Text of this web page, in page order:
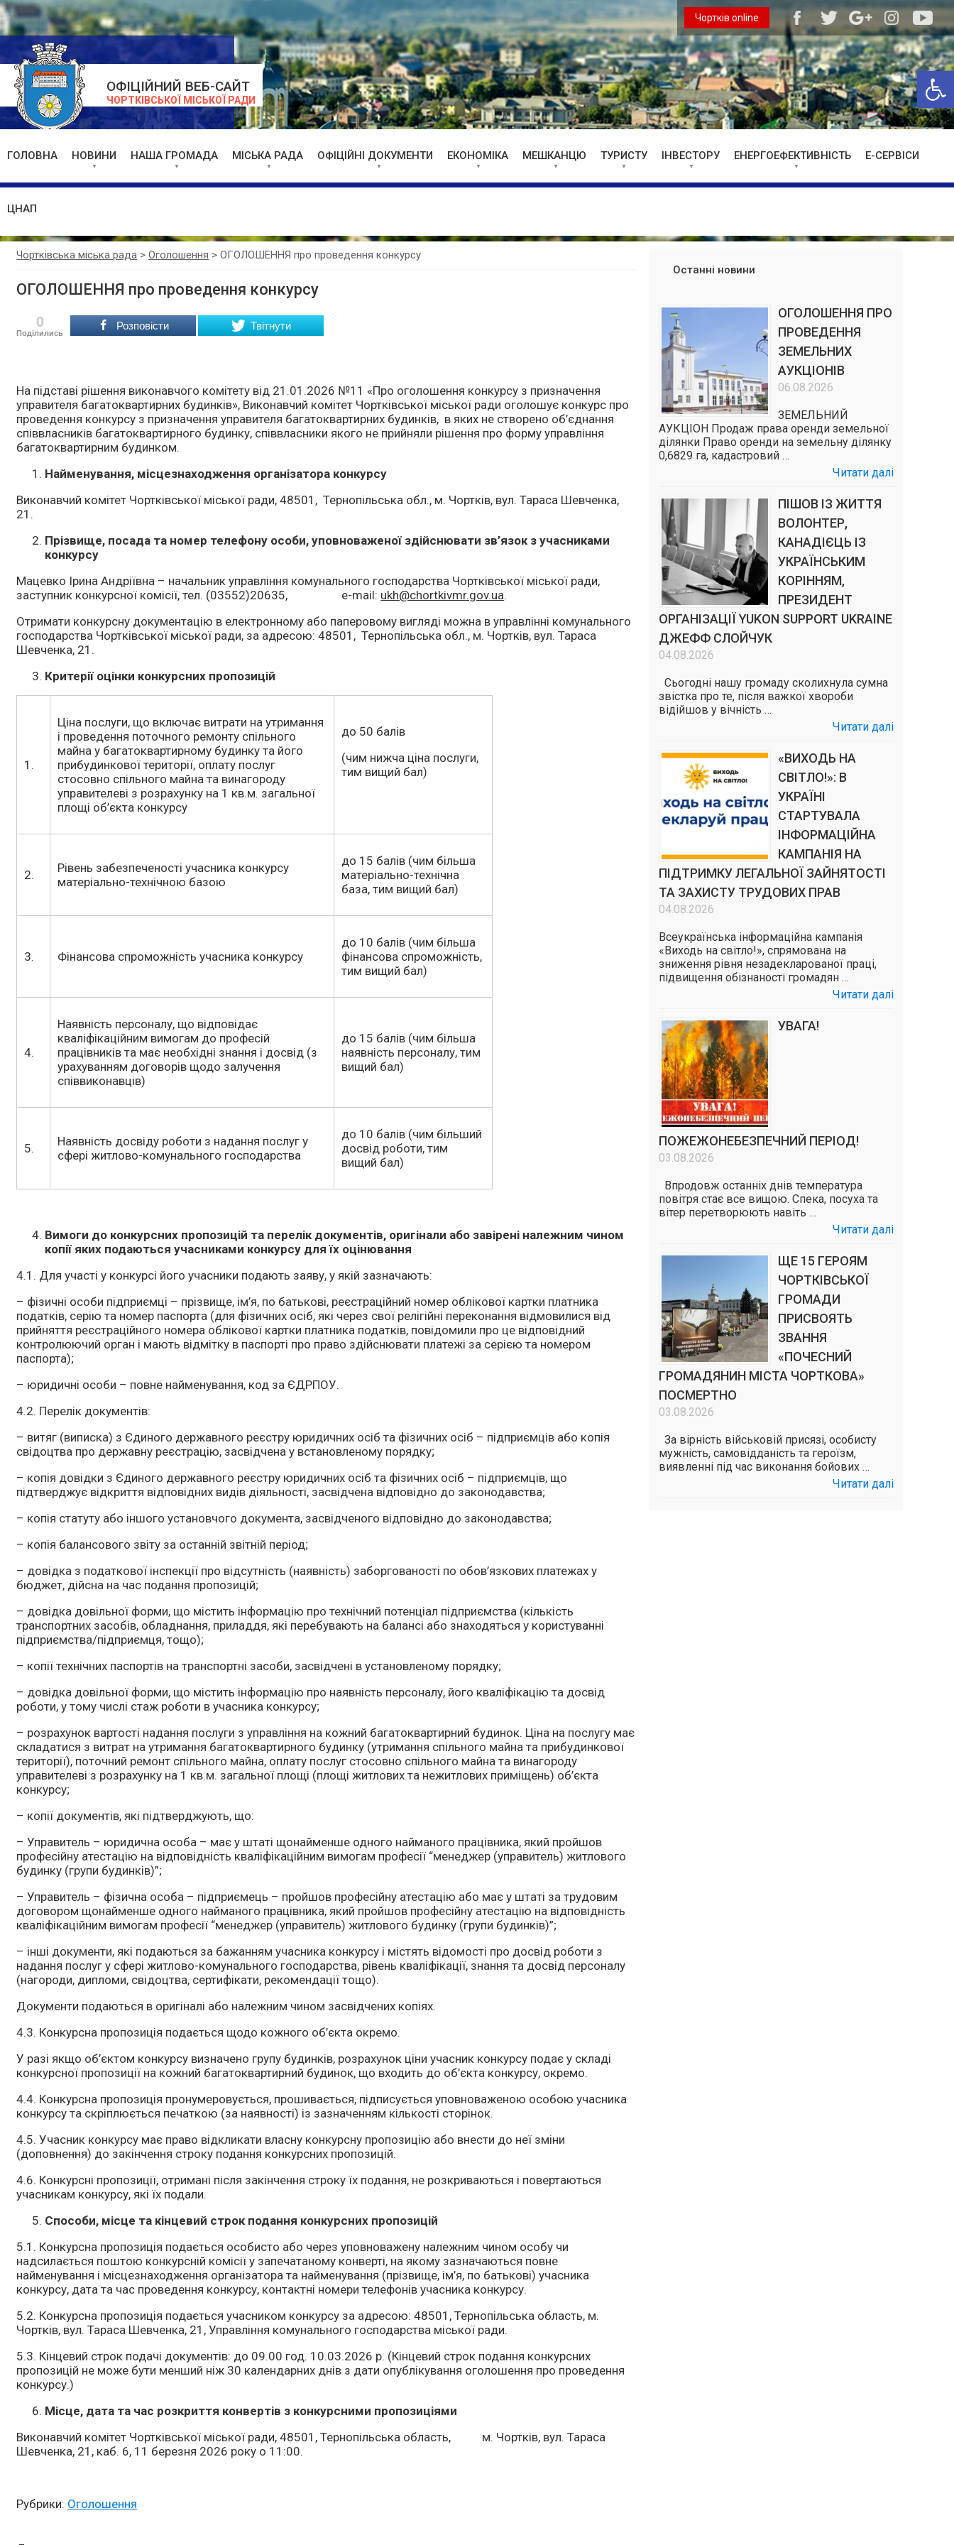
ОФІЦІЙНИЙ ВЕБ-САЙТ
ЧОРТКІВСЬКОЇ МІСЬКОЇ РАДИ
Чортків online
ГОЛОВНА НОВИНИ НАША ГРОМАДА МІСЬКА РАДА ОФІЦІЙНІ ДОКУМЕНТИ ЕКОНОМІКА МЕШКАНЦЮ ТУРИСТУ ІНВЕСТОРУ ЕНЕРГОЕФЕКТИВНІСТЬ Е-СЕРВІСИ
ЦНАП
Чортківська міська рада >Оголошення >ОГОЛОШЕННЯ про проведення конкурсу
ОГОЛОШЕННЯ про проведення конкурсу
0
Поділились
Розповісти Твітнути
На підставі рішення виконавчого комітету від 21.01.2026 №11 «Про оголошення конкурсу з призначення
управителя багатоквартирних будинків», Виконавчий комітет Чортківської міської ради оголошує конкурс про
проведення конкурсу з призначення управителя багатоквартирних будинків, в яких не створено об’єднання
співвласників багатоквартирного будинку, співвласники якого не прийняли рішення про форму управління
багатоквартирним будинком.
Найменування, місцезнаходження організатора конкурсу
Виконавчий комітет Чортківської міської ради, 48501, Тернопільська обл., м. Чортків, вул. Тараса Шевченка,
21.
Прізвище, посада та номер телефону особи, уповноваженої здійснювати зв’язок з учасниками
конкурсу
Мацевко Ірина Андріївна – начальник управління комунального господарства Чортківської міської ради,
заступник конкурсної комісії, тел. (03552)20635, e-mail: ukh@chortkivmr.gov.ua.
Отримати конкурсну документацію в електронному або паперовому вигляді можна в управлінні комунального
господарства Чортківської міської ради, за адресою: 48501, Тернопільська обл., м. Чортків, вул. Тараса
Шевченка, 21.
Критерії оцінки конкурсних пропозицій
1.
Ціна послуги, що включає витрати на утримання
і проведення поточного ремонту спільного
майна у багатоквартирному будинку та його
прибудинкової території, оплату послуг
стосовно спільного майна та винагороду
управителеві з розрахунку на 1 кв.м. загальної
площі об’єкта конкурсу
до 50 балів
(чим нижча ціна послуги,
тим вищий бал)
2.
Рівень забезпеченості учасника конкурсу
матеріально-технічною базою
до 15 балів (чим більша
матеріально-технічна
база, тим вищий бал)
3. Фінансова спроможність учасника конкурсу
до 10 балів (чим більша
фінансова спроможність,
тим вищий бал)
4.
Наявність персоналу, що відповідає
кваліфікаційним вимогам до професій
працівників та має необхідні знання і досвід (з
урахуванням договорів щодо залучення
співвиконавців)
до 15 балів (чим більша
наявність персоналу, тим
вищий бал)
5.
Наявність досвіду роботи з надання послуг у
сфері житлово-комунального господарства
до 10 балів (чим більший
досвід роботи, тим
вищий бал)
Вимоги до конкурсних пропозицій та перелік документів, оригінали або завірені належним чином
копії яких подаються учасниками конкурсу для їх оцінювання
4.1. Для участі у конкурсі його учасники подають заяву, у якій зазначають:
– фізичні особи підприємці – прізвище, ім’я, по батькові, реєстраційний номер облікової картки платника
податків, серію та номер паспорта (для фізичних осіб, які через свої релігійні переконання відмовилися від
прийняття реєстраційного номера облікової картки платника податків, повідомили про це відповідний
контролюючий орган і мають відмітку в паспорті про право здійснювати платежі за серією та номером
паспорта);
– юридичні особи – повне найменування, код за ЄДРПОУ.
4.2. Перелік документів:
– витяг (виписка) з Єдиного державного реєстру юридичних осіб та фізичних осіб – підприємців або копія
свідоцтва про державну реєстрацію, засвідчена у встановленому порядку;
– копія довідки з Єдиного державного реєстру юридичних осіб та фізичних осіб – підприємців, що
підтверджує відкриття відповідних видів діяльності, засвідчена відповідно до законодавства;
– копія статуту або іншого установчого документа, засвідченого відповідно до законодавства;
– копія балансового звіту за останній звітній період;
– довідка з податкової інспекції про відсутність (наявність) заборгованості по обов’язкових платежах у
бюджет, дійсна на час подання пропозицій;
– довідка довільної форми, що містить інформацію про технічний потенціал підприємства (кількість
транспортних засобів, обладнання, приладдя, які перебувають на балансі або знаходяться у користуванні
підприємства/підприємця, тощо);
– копії технічних паспортів на транспортні засоби, засвідчені в установленому порядку;
– довідка довільної форми, що містить інформацію про наявність персоналу, його кваліфікацію та досвід
роботи, у тому числі стаж роботи в учасника конкурсу;
– розрахунок вартості надання послуги з управління на кожний багатоквартирний будинок. Ціна на послугу має
складатися з витрат на утримання багатоквартирного будинку (утримання спільного майна та прибудинкової
території), поточний ремонт спільного майна, оплату послуг стосовно спільного майна та винагороду
управителеві з розрахунку на 1 кв.м. загальної площі (площі житлових та нежитлових приміщень) об’єкта
конкурсу;
– копії документів, які підтверджують, що:
– Управитель – юридична особа – має у штаті щонайменше одного найманого працівника, який пройшов
професійну атестацію на відповідність кваліфікаційним вимогам професії “менеджер (управитель) житлового
будинку (групи будинків)”;
– Управитель – фізична особа – підприємець – пройшов професійну атестацію або має у штаті за трудовим
договором щонайменше одного найманого працівника, який пройшов професійну атестацію на відповідність
кваліфікаційним вимогам професії “менеджер (управитель) житлового будинку (групи будинків)”;
– інші документи, які подаються за бажанням учасника конкурсу і містять відомості про досвід роботи з
надання послуг у сфері житлово-комунального господарства, рівень кваліфікації, знання та досвід персоналу
(нагороди, дипломи, свідоцтва, сертифікати, рекомендації тощо).
Документи подаються в оригіналі або належним чином засвідчених копіях.
4.3. Конкурсна пропозиція подається щодо кожного об’єкта окремо.
У разі якщо об’єктом конкурсу визначено групу будинків, розрахунок ціни учасник конкурсу подає у складі
конкурсної пропозиції на кожний багатоквартирний будинок, що входить до об’єкта конкурсу, окремо.
4.4. Конкурсна пропозиція пронумеровується, прошивається, підписується уповноваженою особою учасника
конкурсу та скріплюється печаткою (за наявності) із зазначенням кількості сторінок.
4.5. Учасник конкурсу має право відкликати власну конкурсну пропозицію або внести до неї зміни
(доповнення) до закінчення строку подання конкурсних пропозицій.
4.6. Конкурсні пропозиції, отримані після закінчення строку їх подання, не розкриваються і повертаються
учасникам конкурсу, які їх подали.
Способи, місце та кінцевий строк подання конкурсних пропозицій
5.1. Конкурсна пропозиція подається особисто або через уповноважену належним чином особу чи
надсилається поштою конкурсній комісії у запечатаному конверті, на якому зазначаються повне
найменування і місцезнаходження організатора та найменування (прізвище, ім’я, по батькові) учасника
конкурсу, дата та час проведення конкурсу, контактні номери телефонів учасника конкурсу.
5.2. Конкурсна пропозиція подається учасником конкурсу за адресою: 48501, Тернопільська область, м.
Чортків, вул. Тараса Шевченка, 21, Управління комунального господарства міської ради.
5.3. Кінцевий строк подачі документів: до 09.00 год. 10.03.2026 р. (Кінцевий строк подання конкурсних
пропозицій не може бути менший ніж 30 календарних днів з дати опублікування оголошення про проведення
конкурсу.)
Місце, дата та час розкриття конвертів з конкурсними пропозиціями
Виконавчий комітет Чортківської міської ради, 48501, Тернопільська область, м. Чортків, вул. Тараса
Шевченка, 21, каб. 6, 11 березня 2026 року о 11:00.
Рубрики: Оголошення
Останні новини
ОГОЛОШЕННЯ ПРО
ПРОВЕДЕННЯ
ЗЕМЕЛЬНИХ
АУКЦІОНІВ
06.08.2026
ЗЕМЕЛЬНИЙ
АУКЦІОН Продаж права оренди земельної
ділянки Право оренди на земельну ділянку
0,6829 га, кадастровий …
Читати далі
ПІШОВ ІЗ ЖИТТЯ
ВОЛОНТЕР,
КАНАДІЄЦЬ ІЗ
УКРАЇНСЬКИМ
КОРІННЯМ,
ПРЕЗИДЕНТ
ОРГАНІЗАЦІЇ YUKON SUPPORT UKRAINE
ДЖЕФФ СЛОЙЧУК
04.08.2026
Сьогодні нашу громаду сколихнула сумна
звістка про те, після важкої хвороби
відійшов у вічність …
Читати далі
«ВИХОДЬ НА
СВІТЛО!»: В
УКРАЇНІ
СТАРТУВАЛА
ІНФОРМАЦІЙНА
КАМПАНІЯ НА
ПІДТРИМКУ ЛЕГАЛЬНОЇ ЗАЙНЯТОСТІ
ТА ЗАХИСТУ ТРУДОВИХ ПРАВ
04.08.2026
Всеукраїнська інформаційна кампанія
«Виходь на світло!», спрямована на
зниження рівня незадекларованої праці,
підвищення обізнаності громадян …
Читати далі
УВАГА!
ПОЖЕЖОНЕБЕЗПЕЧНИЙ ПЕРІОД!
03.08.2026
Впродовж останніх днів температура
повітря стає все вищою. Спека, посуха та
вітер перетворюють навіть …
Читати далі
ЩЕ 15 ГЕРОЯМ
ЧОРТКІВСЬКОЇ
ГРОМАДИ
ПРИСВОЯТЬ
ЗВАННЯ
«ПОЧЕСНИЙ
ГРОМАДЯНИН МІСТА ЧОРТКОВА»
ПОСМЕРТНО
03.08.2026
За вірність військовій присязі, особисту
мужність, самовідданість та героїзм,
виявленні під час виконання бойових …
Читати далі